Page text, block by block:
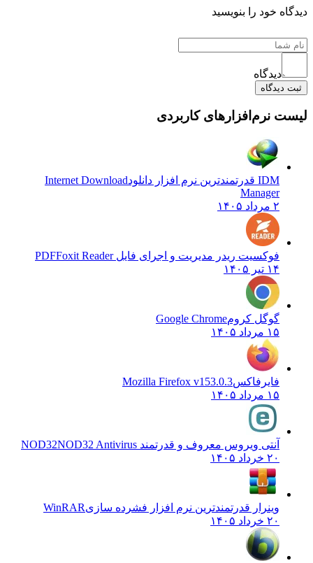
دیدگاه خود را بنویسید
دیدگاه
ثبت دیدگاه
لیست نرم‌افزارهای کاربردی
IDM قدرتمندترین نرم افزار دانلود
Internet Download
Manager
۲ مرداد ۱۴۰۵
فوکسیت ریدر مدیریت و اجرای فایل PDFFoxit Reader
۱۴ تیر ۱۴۰۵
گوگل کرومGoogle Chrome
۱۵ مرداد ۱۴۰۵
فایرفاکسMozilla Firefox v153.0.3
۱۵ مرداد ۱۴۰۵
آنتی ویروس معروف و قدرتمند NOD32 NOD32 Antivirus
۲۰ خرداد ۱۴۰۵
وینرار قدرتمندترین نرم افزار فشرده سازیWinRAR
۲۰ خرداد ۱۴۰۵